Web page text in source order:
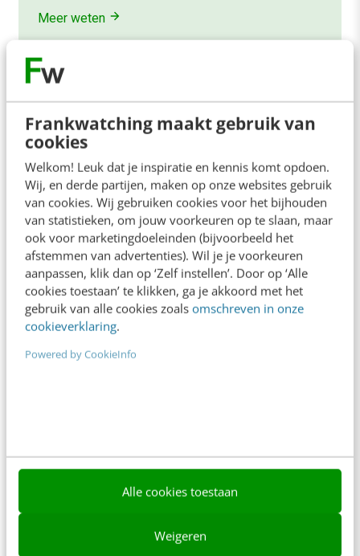
Frankwatching maakt gebruik van
cookies
Welkom! Leuk dat je inspiratie en kennis komt opdoen.
Wij, en derde partijen, maken op onze websites gebruik
van cookies. Wij gebruiken cookies voor het bijhouden
van statistieken, om jouw voorkeuren op te slaan, maar
ook voor marketingdoeleinden (bijvoorbeeld het
afstemmen van advertenties). Wil je je voorkeuren
aanpassen, klik dan op ‘Zelf instellen’. Door op ‘Alle
cookies toestaan’ te klikken, ga je akkoord met het
gebruik van alle cookies zoals omschreven in onze
cookieverklaring.
Powered by CookieInfo
Alle cookies toestaan
Weigeren
Meer weten
Contact
redactie@frankwatching.com
+31 30 200 1045
Tarieven
Meer contactopties
Frankwatching
Ons team